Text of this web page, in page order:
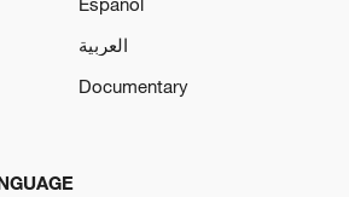
العربية
Documentary